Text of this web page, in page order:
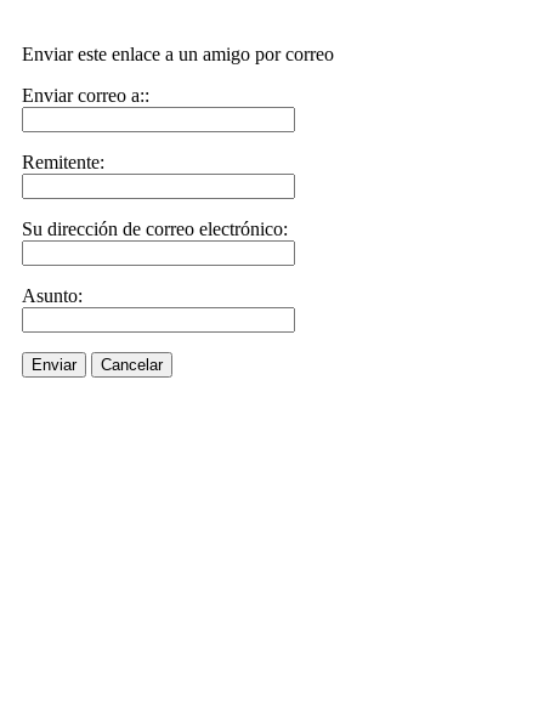
Enviar este enlace a un amigo por correo
Enviar correo a::
Remitente:
Su dirección de correo electrónico:
Asunto:
Enviar Cancelar